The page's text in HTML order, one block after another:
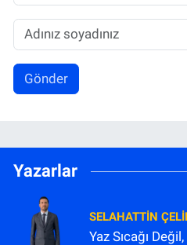
Gönder
Yazarlar
SELAHATTIN
Yaz Sıcağı